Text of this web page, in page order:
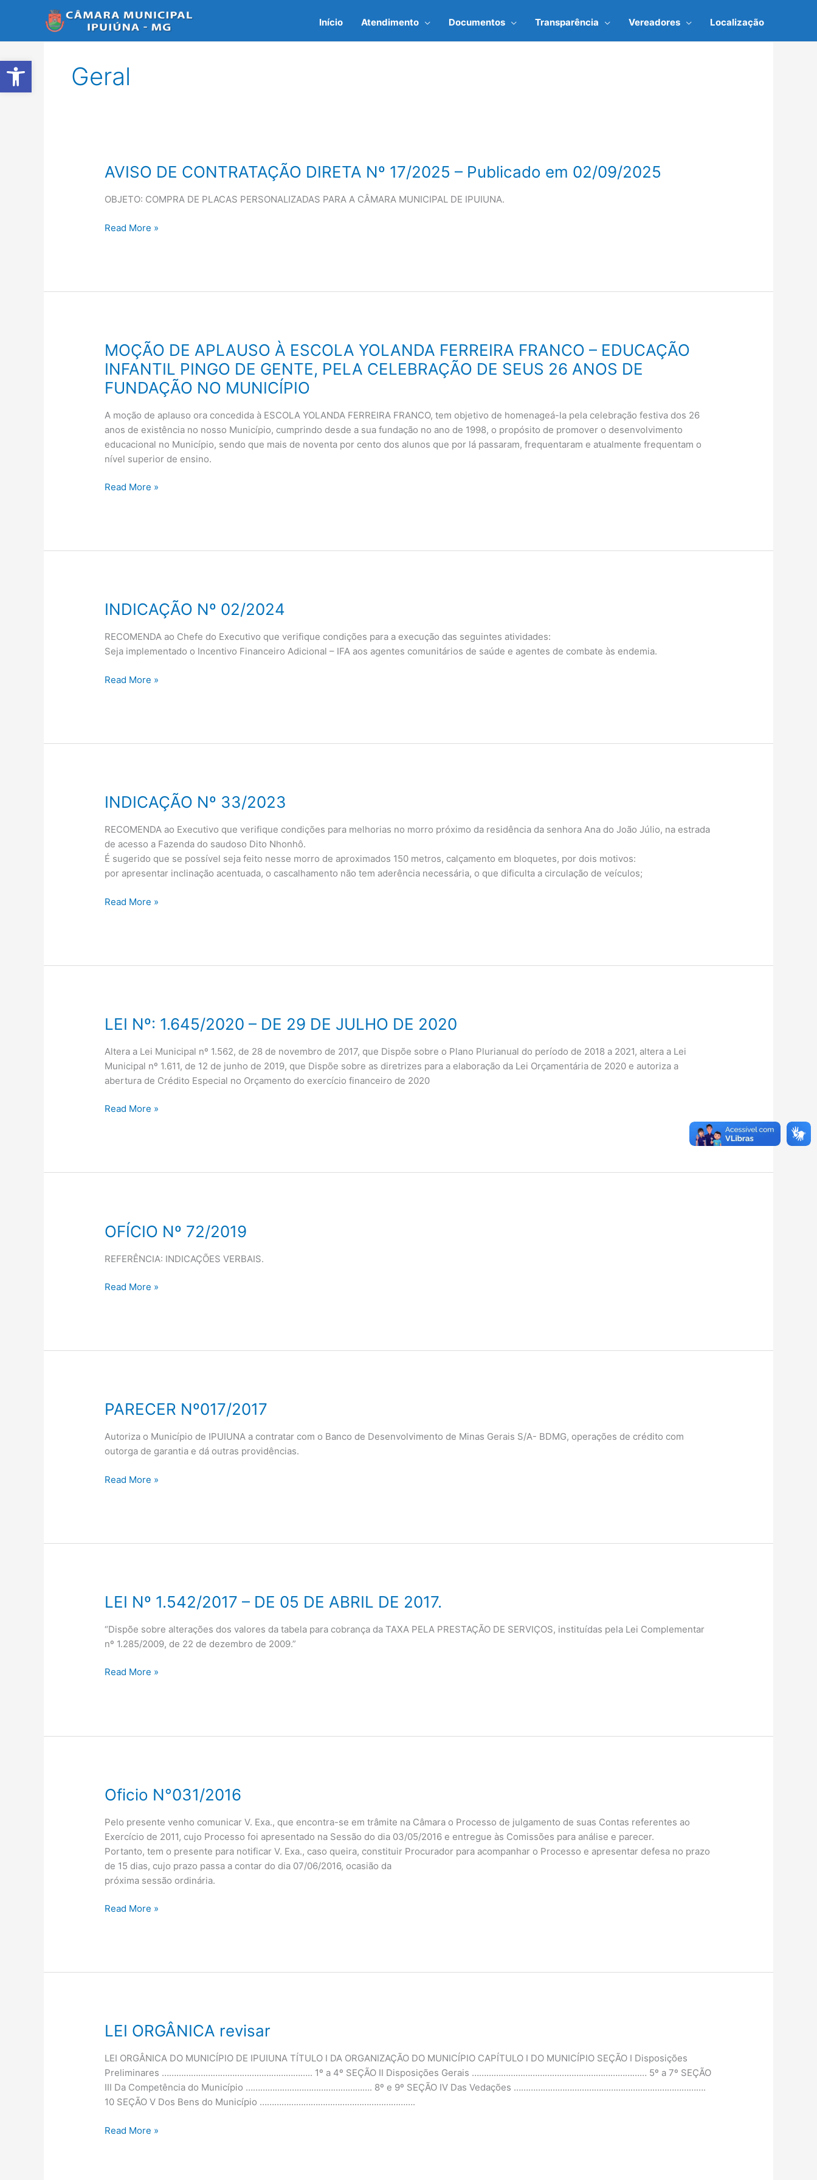
Abrir a barra de ferramentas
Início Atendimento Documentos Transparência Vereadores Localização
Geral
AVISO DE CONTRATAÇÃO DIRETA Nº 17/2025 – Publicado em 02/09/2025
OBJETO: COMPRA DE PLACAS PERSONALIZADAS PARA A CÂMARA MUNICIPAL DE IPUIUNA.
AVISO
CONTRATAÇÃO
Nº
Read More »
MOÇÃO DE APLAUSO À ESCOLA YOLANDA FERREIRA FRANCO – EDUCAÇÃO
INFANTIL PINGO DE GENTE, PELA CELEBRAÇÃO DE SEUS 26 ANOS DE
FUNDAÇÃO NO MUNICÍPIO
A moção de aplauso ora concedida à ESCOLA YOLANDA FERREIRA FRANCO, tem objetivo de homenageá-la pela celebração festiva dos 26
anos de existência no nosso Município, cumprindo desde a sua fundação no ano de 1998, o propósito de promover o desenvolvimento
educacional no Município, sendo que mais de noventa por cento dos alunos que por lá passaram, frequentaram e atualmente frequentam o
nível superior de ensino.
MOÇÃO
DE
APLAUSO
À
YOLANDA
FERREIRA
FRANCO
–
INFANTIL
PELA
26
DE
FUNDAÇÃO
MUNICÍPIO
Read More »
INDICAÇÃO Nº 02/2024
RECOMENDA ao Chefe do Executivo que verifique condições para a execução das seguintes atividades:
Seja implementado o Incentivo Financeiro Adicional – IFA aos agentes comunitários de saúde e agentes de combate às endemia.
INDICAÇÃO
02/2024
Read More »
INDICAÇÃO Nº 33/2023
RECOMENDA ao Executivo que verifique condições para melhorias no morro próximo da residência da senhora Ana do João Júlio, na estrada
de acesso a Fazenda do saudoso Dito Nhonhô.
É sugerido que se possível seja feito nesse morro de aproximados 150 metros, calçamento em bloquetes, por dois motivos:
por apresentar inclinação acentuada, o cascalhamento não tem aderência necessária, o que dificulta a circulação de veículos;
INDICAÇÃO
33/2023
Read More »
LEI Nº: 1.645/2020 – DE 29 DE JULHO DE 2020
Altera a Lei Municipal nº 1.562, de 28 de novembro de 2017, que Dispõe sobre o Plano Plurianual do período de 2018 a 2021, altera a Lei
Municipal nº 1.611, de 12 de junho de 2019, que Dispõe sobre as diretrizes para a elaboração da Lei Orçamentária de 2020 e autoriza a
abertura de Crédito Especial no Orçamento do exercício financeiro de 2020
LEI
1.645/2020
–
DE
DE
Read More »
OFÍCIO Nº 72/2019
REFERÊNCIA: INDICAÇÕES VERBAIS.
OFÍCIO
72/2019
Read More »
PARECER Nº017/2017
Autoriza o Município de IPUIUNA a contratar com o Banco de Desenvolvimento de Minas Gerais S/A- BDMG, operações de crédito com
outorga de garantia e dá outras providências.
PARECER
Read More »
LEI Nº 1.542/2017 – DE 05 DE ABRIL DE 2017.
“Dispõe sobre alterações dos valores da tabela para cobrança da TAXA PELA PRESTAÇÃO DE SERVIÇOS, instituídas pela Lei Complementar
nº 1.285/2009, de 22 de dezembro de 2009.”
LEI
1.542/2017
–
05
Read More »
Oficio N°031/2016
Pelo presente venho comunicar V. Exa., que encontra-se em trâmite na Câmara o Processo de julgamento de suas Contas referentes ao
Exercício de 2011, cujo Processo foi apresentado na Sessão do dia 03/05/2016 e entregue às Comissões para análise e parecer.
Portanto, tem o presente para notificar V. Exa., caso queira, constituir Procurador para acompanhar o Processo e apresentar defesa no prazo
de 15 dias, cujo prazo passa a contar do dia 07/06/2016, ocasião da
próxima sessão ordinária.
Oficio
Read More »
LEI ORGÂNICA revisar
LEI ORGÂNICA DO MUNICÍPIO DE IPUIUNA TÍTULO I DA ORGANIZAÇÃO DO MUNICÍPIO CAPÍTULO I DO MUNICÍPIO SEÇÃO I Disposições
Preliminares …………………………………………………….. 1º a 4º SEÇÃO II Disposições Gerais ……………………………………………………………… 5º a 7º SEÇÃO
III Da Competência do Município ……………………………………………. 8º e 9º SEÇÃO IV Das Vedações …………………………………………………………………….
10 SEÇÃO V Dos Bens do Município ……………………………………………………….
LEI
revisar
Read More »